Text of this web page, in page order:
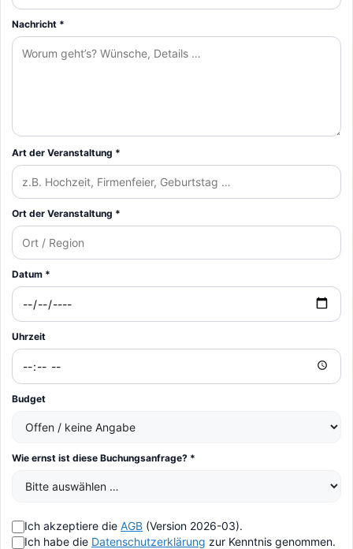
Nachricht *
Art der Veranstaltung *
Ort der Veranstaltung *
Datum *
Uhrzeit
Budget
Wie ernst ist diese Buchungsanfrage? *
Ich akzeptiere die AGB (Version 2026-03).
Ich habe die Datenschutzerklärung zur Kenntnis genommen.